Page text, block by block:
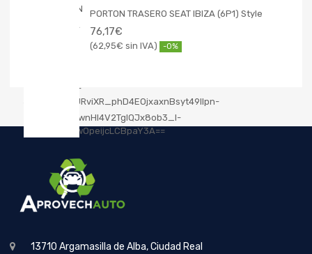
PORTON TRASERO SEAT IBIZA (6P1) Style
76,17€
62,95€ -0%
13710 Argamasilla de Alba, Ciudad Real